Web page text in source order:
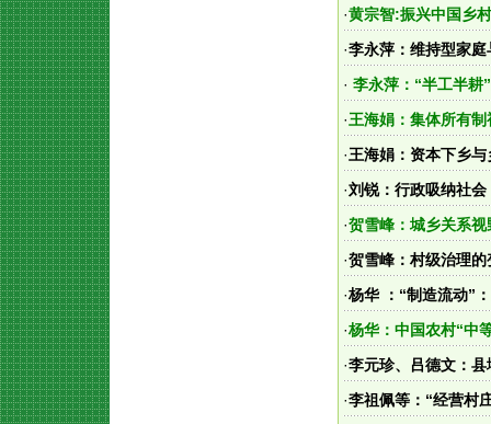
·黄宗智:振兴中国乡
·李永萍：维持型家
· 李永萍：“半工半耕
·王海娟：集体所有
·王海娟：资本下乡
·刘锐：行政吸纳社
·贺雪峰：城乡关系
·贺雪峰：村级治理
·杨华 ：“制造流动”
·杨华：中国农村“中
·李元珍、吕德文：
·李祖佩等：“经营村